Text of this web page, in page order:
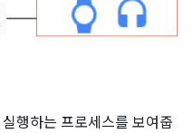
행하는 프로세스를 보여줍